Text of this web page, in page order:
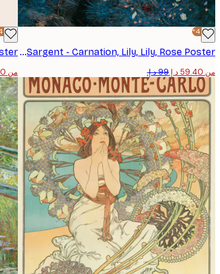
-40%*
John Singer Sargent - Carnation, Lily, Lily, Rose Poster
من ‏59.40 د.إ.‏
-40%*
من ‏41.40 د.إ.‏